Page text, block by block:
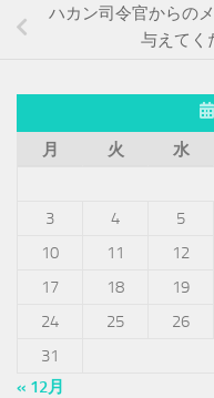
ハカン司令官からの
与えて
月
火 水
3
4 5
10
11 12
17
18 19
24
25 26
31
« 12月